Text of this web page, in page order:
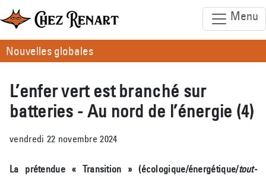
Menu
Nouvelles globales
L’enfer vert est branché sur
batteries - Au nord de l’énergie (4)
vendredi 22 novembre 2024
La prétendue « Transition » (écologique/énergétique/tout-